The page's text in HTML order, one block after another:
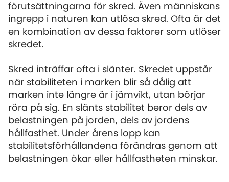
förutsättningarna för skred. Även människans
ingrepp i naturen kan utlösa skred. Ofta är det
en kombination av dessa faktorer som utlöser
skredet.
Skred inträffar ofta i slänter. Skredet uppstår
när stabiliteten i marken blir så dålig att
marken inte längre är i jämvikt, utan börjar
röra på sig. En slänts stabilitet beror dels av
belastningen på jorden, dels av jordens
hållfasthet. Under årens lopp kan
stabilitetsförhållandena förändras genom att
belastningen ökar eller hållfastheten minskar.